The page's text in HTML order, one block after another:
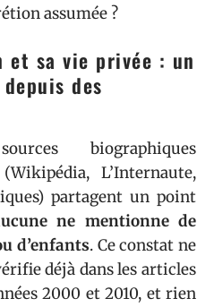
assumée ?
et sa vie privée : un
des
biographiques
L’Internaute,
partagent un point
ne mentionne de
d’enfants. Ce constat ne
déjà dans les articles
2000 et 2010, et rien